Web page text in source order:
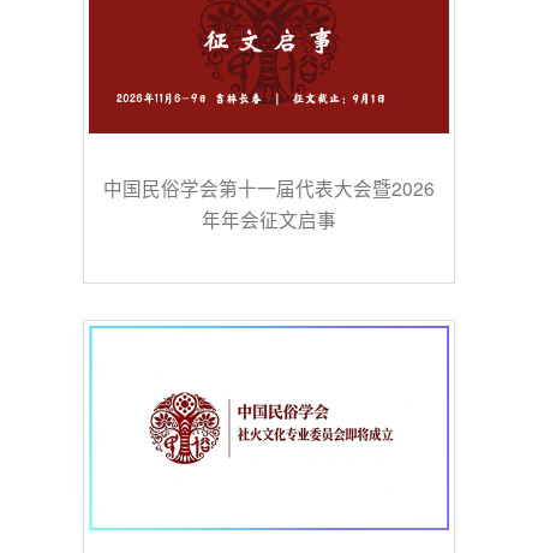
中国民俗学会第十一届代表大会暨2026
年年会征文启事